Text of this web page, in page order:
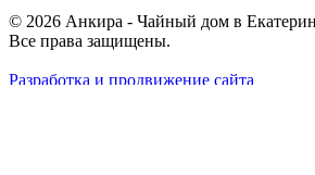
© 2026 Анкира - Чайный дом в
Все права защищены.
Разработка и продвижение сайта